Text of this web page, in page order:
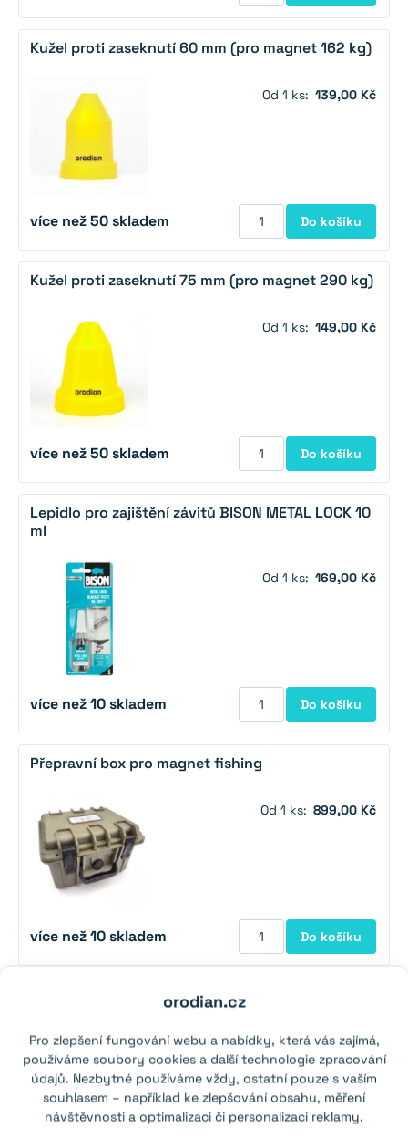
orodian.cz
Pro zlepšení fungování webu a nabídky, která vás zajímá,
používáme soubory cookies a další technologie zpracování
údajů. Nezbytné používáme vždy, ostatní pouze s vaším
souhlasem – například ke zlepšování obsahu, měření
návštěvnosti a optimalizaci či personalizaci reklamy.
Kužel proti zaseknutí 60 mm (pro magnet 162 kg)
Od 1 ks: 139,00 Kč
více než 50 skladem Do košíku
Kužel proti zaseknutí 75 mm (pro magnet 290 kg)
Od 1 ks: 149,00 Kč
více než 50 skladem Do košíku
Lepidlo pro zajištění závitů BISON METAL LOCK 10
ml
Od 1 ks: 169,00 Kč
více než 10 skladem Do košíku
Přepravní box pro magnet fishing
Od 1 ks: 899,00 Kč
více než 10 skladem Do košíku
Lano pro magnet fishing průměr 5 mm (army 15
Pevnost:340 kg
Od 1 ks: 229,00 Kč